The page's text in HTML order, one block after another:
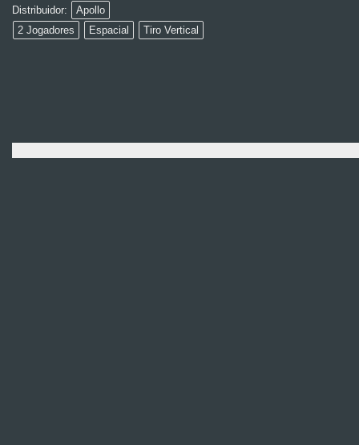
Distribuidor:
Apollo
2 Jogadores
Espacial Tiro Vertical